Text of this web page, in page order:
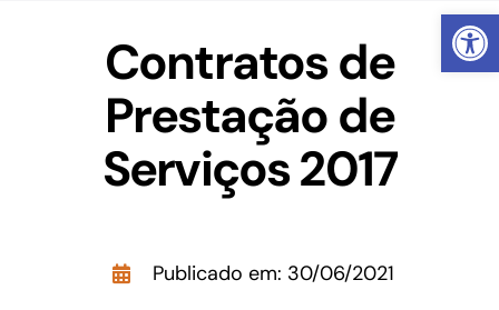
Abrir
Atendimento
Sustentabilidade
Contratos de
Prestação de
Serviços 2017
Publicado em: 30/06/2021